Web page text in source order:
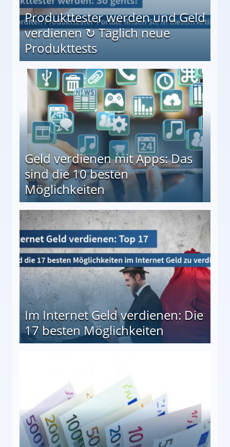
Produkttester werden und Geld
verdienen ↻ Täglich neue
Produkttests
↻ Täglich neue Produkttests
Geld verdienen mit Apps: Das
sind die 10 besten
Möglichkeiten
besten Möglichkeiten
Im Internet Geld verdienen: Die
17 besten Möglichkeiten